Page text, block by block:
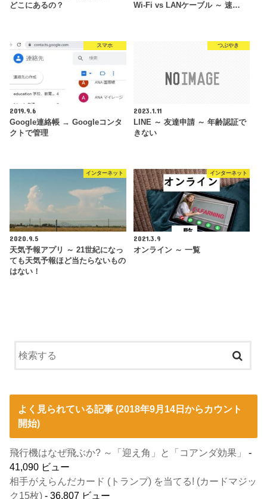
どこにあるの？
Wi-Fi vs LANケーブル ～ 速…
スマホ
2019.9.6
Google連絡帳 → Googleコンタ
クトで管理
つぶやき
2023.1.11
LINE ～ 友達申請 ～ 年齢認証で
きない
インターネット
2020.9.5
天気予報アプリ ～ 21世紀になっ
ても天気予報ほど当たらないもの
はない！
インターネット
2021.3.9
オンライン ～ 一覧
よく見られている記事 (2018年9月14日からカウント
開始)
飛行機はなぜ飛ぶか? ～「迎え角」と「コアンダ効果」
-
41,090 ビュー
相手がえらんだカード (トランプ) を当てる! (カードマジッ
ク15枚) - 36,807 ビュー